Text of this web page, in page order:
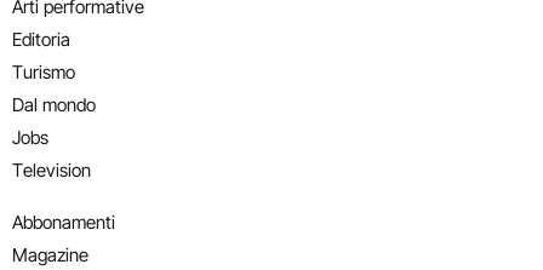
Arti performative
Editoria
Turismo
Dal mondo
Jobs
Television
Abbonamenti
Magazine